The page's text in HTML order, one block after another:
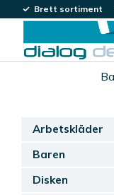
Brett sortiment
Arbetskläder
Baren
Disken